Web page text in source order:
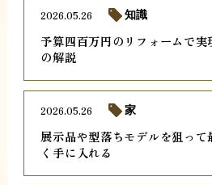
予算四百万円のリフォームで実
の解説
2026.05.26 知識
展示品や型落ちモデルを狙っ
く手に入れる
2026.05.26 家